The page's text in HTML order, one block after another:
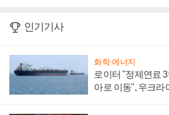
인기기사
화학·에너지
로이터 "정제연료
아로 이동", 우크라